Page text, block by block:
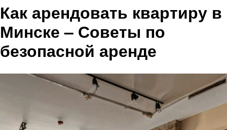
Как арендовать квартиру в
Минске – Советы по
безопасной аренде